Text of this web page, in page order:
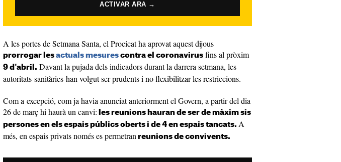
ACTIVAR ARA →
A les portes de Setmana Santa, el Procicat ha aprovat aquest dijous
prorrogar les actuals mesures contra el coronavirus fins al pròxim
9 d'abril. Davant la pujada dels indicadors durant la darrera setmana, les
autoritats sanitàries han volgut ser prudents i no flexibilitzar les restriccions.
Com a excepció, com ja havia anunciat anteriorment el Govern, a partir del dia
26 de març hi haurà un canvi: les reunions hauran de ser de màxim sis
persones en els espais públics oberts i de 4 en espais tancats. A
més, en espais privats només es permetran reunions de convivents.